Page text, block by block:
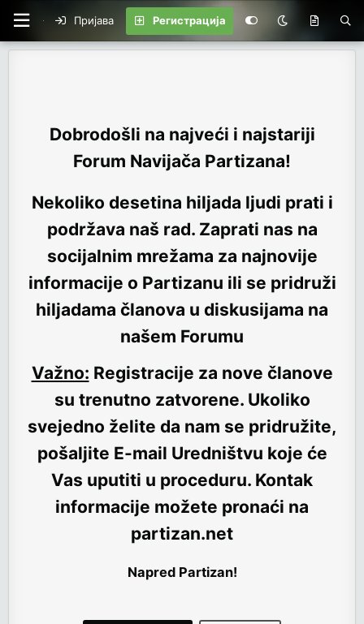
Пријава Регистрација
Dobrodošli na najveći i najstariji
Forum Navijača Partizana!
Nekoliko desetina hiljada ljudi prati i
podržava naš rad. Zaprati nas na
socijalnim mrežama za najnovije
informacije o Partizanu ili se pridruži
hiljadama članova u diskusijama na
našem Forumu
Važno: Registracije za nove članove
su trenutno zatvorene. Ukoliko
svejedno želite da nam se pridružite,
pošaljite E-mail Uredništvu koje će
Vas uputiti u proceduru. Kontak
informacije možete pronaći na
partizan.net
Napred Partizan!